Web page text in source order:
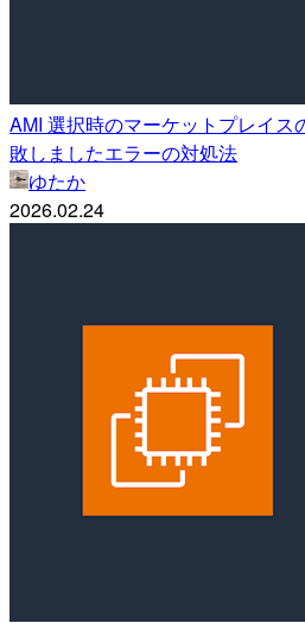
AMI 選択時のマーケットプレイス
敗しましたエラーの対処法
ゆたか
2026.02.24